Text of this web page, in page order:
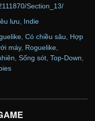
Section_13/
lưu Indie
, Có chiều sâu, Hợp
máy, Roguelike
Sống sót Top-Down